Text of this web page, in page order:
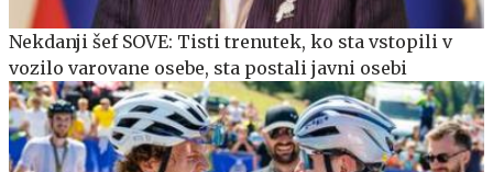
Nekdanji šef SOVE: Tisti trenutek, ko sta vstopili v
vozilo varovane osebe, sta postali javni osebi